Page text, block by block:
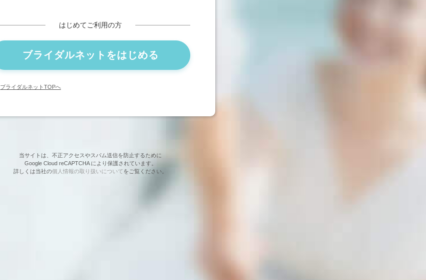
はじめてご利用の方
ブライダルネットをはじめる
ブライダルネットTOPへ
当サイトは、不正アクセスやスパム送信を防止するために
Google Cloud reCAPTCHA により保護されています。
詳しくは当社の個人情報の取り扱いについてをご覧ください。